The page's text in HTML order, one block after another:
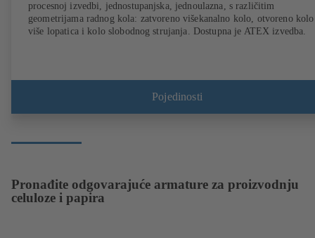
procesnoj izvedbi, jednostupanjska, jednoulazna, s različitim
geometrijama radnog kola: zatvoreno višekanalno kolo, otvoreno kolo
više lopatica i kolo slobodnog strujanja. Dostupna je ATEX izvedba.
Pojedinosti
Pronađite odgovarajuće armature za proizvodnju
celuloze i papira